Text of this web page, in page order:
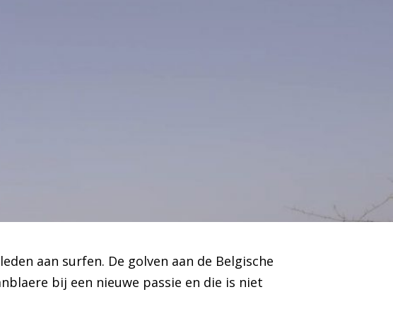
aan surfen. De golven aan de Belgische
bij een nieuwe passie en die is niet